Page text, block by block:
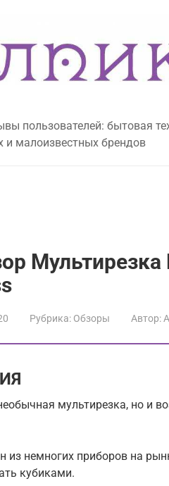
пользователей: бытовая
и малоизвестных брендов
Рубрика: Обзоры Автор:
мультирезка, но и
из немногих приборов на
кубиками.